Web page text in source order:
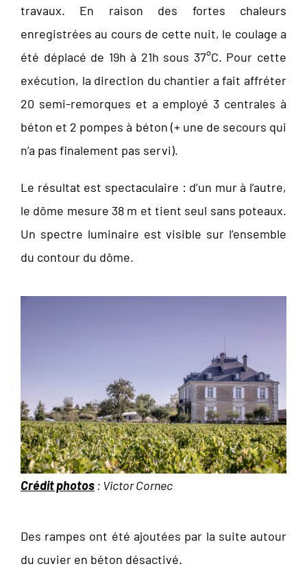
travaux. En raison des fortes chaleurs
enregistrées au cours de cette nuit, le coulage a
été déplacé de 19h à 21h sous 37°C. Pour cette
exécution, la direction du chantier a fait affréter
20 semi-remorques et a employé 3 centrales à
béton et 2 pompes à béton (+ une de secours qui
n’a pas finalement pas servi).
Le résultat est spectaculaire : d’un mur à l’autre,
le dôme mesure 38 m et tient seul sans poteaux.
Un spectre luminaire est visible sur l’ensemble
du contour du dôme.
Crédit photos: Victor Cornec
Des rampes ont été ajoutées par la suite autour
du cuvier en béton désactivé.